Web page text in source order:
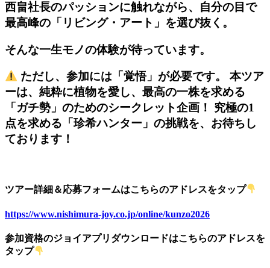
西畠社長のパッションに触れながら、自分の目で
最高峰の「リビング・アート」を選び抜く。
そんな一生モノの体験が待っています。
ただし、参加には「覚悟」が必要です。 本ツア
ーは、純粋に植物を愛し、最高の一株を求める
「ガチ勢」のためのシークレット企画！ 究極の1
点を求める「珍希ハンター」の挑戦を、お待ちし
ております！
ツアー詳細＆応募フォームはこちらのアドレスをタップ
https://www.nishimura-joy.co.jp/online/kunzo2026
参加資格のジョイアプリダウンロードはこちらのアドレスを
タップ